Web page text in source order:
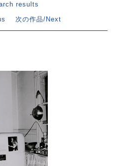
results
次の作品/Next